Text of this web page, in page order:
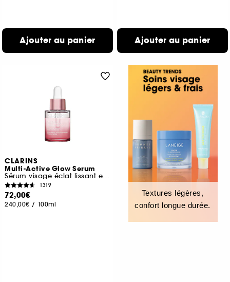
Ajouter au panier Ajouter au panier
CLARINS
Multi-Active Glow Serum
Sérum visage éclat lissant et perfecteur de peau
1319
72,00€
240,00€ / 100ml
Textures légères,
confort longue durée.